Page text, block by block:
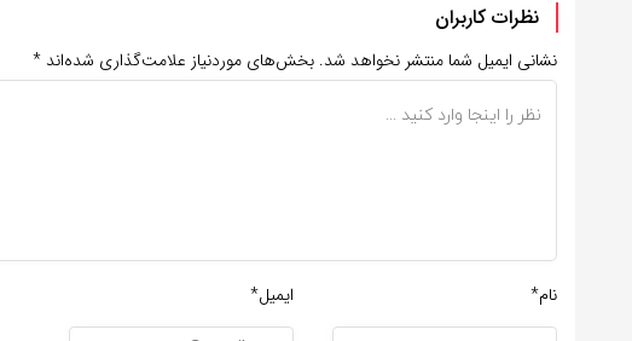
نظرات کاربران
نشانی ایمیل شما منتشر نخواهد شد. بخش‌های موردنیاز علامت‌گذاری شده‌اند *
نام* ایمیل*